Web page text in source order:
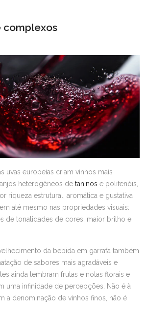
complexos
uvas europeias criam vinhos mais
heterogêneos de taninos e polifenóis,
riqueza estrutural, aromática e gustativa
até mesmo nas propriedades visuais:
de tonalidades de cores, maior brilho e
da bebida em garrafa também
de sabores mais agradáveis e
ainda lembram frutas e notas florais e
uma infinidade de percepções. Não é à
a denominação de vinhos finos, não é